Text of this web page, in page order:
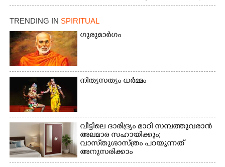
നാടോടി യുവതി. ഇടപ്പള്ളി
TRENDING IN SPIRITUAL
ഗുരുമാർഗം
നിത്യസത്യം ധർമ്മം
വീട്ടിലെ ദാരിദ്ര്യം മാറി സമ്പത്തുവരാൻ
അലമാര സഹായിക്കും;
വാസ്‌തുശാസ്ത്രം പറയുന്നത്
അനുസരിക്കാം